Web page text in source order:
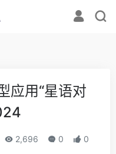
应用“星语对
2,696 0 0